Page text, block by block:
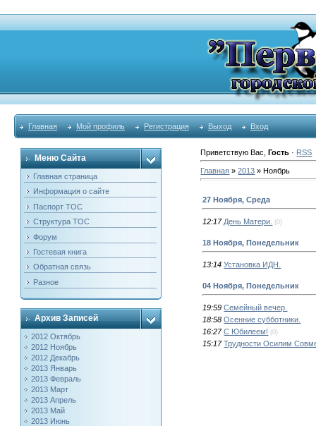
Главная Мой профиль Регистрация Выход Вход
Меню Сайта
Главная страница
Информация о сайте
Паспорт ТОС
Структура ТОС
Форум
Гостевая книга
Обратная связь
Разное
Архив Записей
2012 Октябрь
2012 Ноябрь
2012 Декабрь
2013 Январь
2013 Февраль
2013 Март
2013 Апрель
2013 Май
2013 Июнь
Приветствую Вас ,Гость · RSS
Главная »2013 » Ноябрь
27 Ноября, Среда
12:17 День Матери. (0)
18 Ноября, Понедельник
13:14 Установка ИДН.
04 Ноября, Понедельник
19:59 Семейный вечер.
18:58 Осенние субботники.
16:27 С Юбилеем! (0)
15:17 Трудности Осилим